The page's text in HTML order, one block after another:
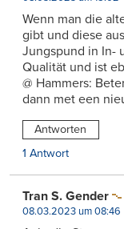
Wenn man die
gibt und diese
Jungspund in In-
Qualität und ist
@ Hammers:
dann met een
Antworten
1 Antwort
Tran S. Gender
08.03.2023 um 08:46